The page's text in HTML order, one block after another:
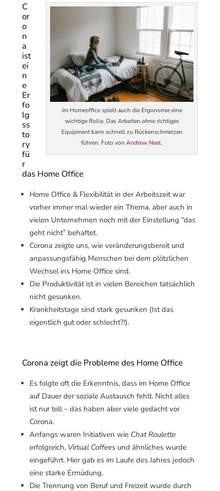
Im Homeoffice spielt auch die Ergonomie eine
wichtige Rolle. Das Arbeiten ohne richtiges
Equipment kann schnell zu Rückenschmerzen
führen. Foto vonAndrew Neel.
C
or
o
n
a
ist
ei
n
e
Er
fo
lg
ss
to
ry
fü
r
das Home Office
Home Office & Flexibilität in der Arbeitszeit war
vorher immer mal wieder ein Thema, aber auch in
vielen Unternehmen noch mit der Einstellung “das
geht nicht” behaftet.
Corona zeigte uns, wie veränderungsbereit und
anpassungsfähig Menschen bei dem plötzlichen
Wechsel ins Home Office sind.
Die Produktivität ist in vielen Bereichen tatsächlich
nicht gesunken.
Krankheitstage sind stark gesunken (Ist das
eigentlich gut oder schlecht?!).
Corona zeigt die Probleme des Home Office
Es folgte oft die Erkenntnis, dass im Home Office
auf Dauer der soziale Austausch fehlt. Nicht alles
ist nur toll – das haben aber viele gedacht vor
Corona.
Anfangs waren Initiativen wie Chat Roulette
erfolgreich, Virtual Coffeesund ähnliches wurde
eingeführt. Hier gab es im Laufe des Jahres jedoch
eine starke Ermüdung.
Die Trennung von Beruf und Freizeit wurde durch